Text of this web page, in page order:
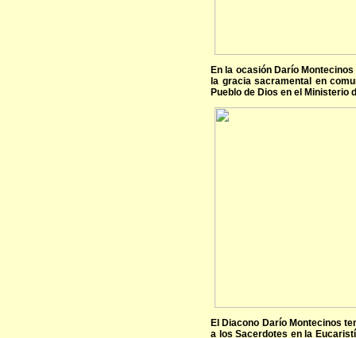
En la ocasión Darío
la gracia sacramental en
Pueblo de Dios en el Ministerio
El Diacono Darío Montecinos
a los Sacerdotes en la